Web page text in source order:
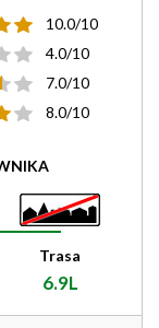
10.0/10
4.0/10
7.0/10
8.0/10
Trasa
6.9L